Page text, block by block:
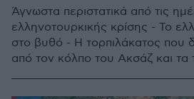
Άγνωστα περιστατικά από τις
ελληνοτουρκικής κρίσης - Το
στο βυθό - H τορπιλάκατος που
από τον κόλπο του Ακσάζ και τα